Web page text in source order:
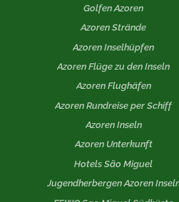
Golfen Azoren
Azoren Strände
Azoren Inselhüpfen
Azoren Flüge zu den Inseln
Azoren Flughäfen
Azoren Rundreise per Schiff
Azoren Inseln
Azoren Unterkunft
Hotels São Miguel
Jugendherbergen Azoren